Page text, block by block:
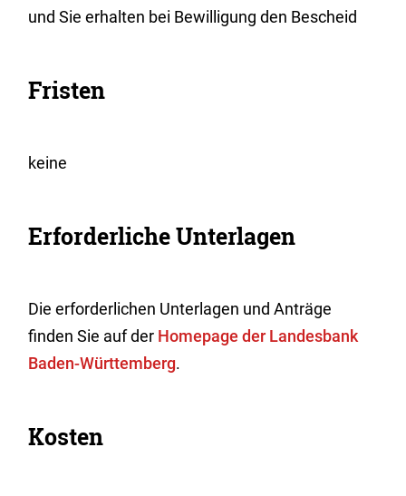
und Sie erhalten bei Bewilligung den Bescheid
Fristen
keine
Erforderliche Unterlagen
Die erforderlichen Unterlagen und Anträge
finden Sie auf der Homepage der Landesbank
Baden-Württemberg.
Kosten